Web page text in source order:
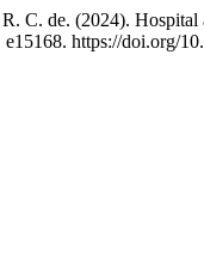
C. de. (2024).
e15168. https://doi.org/